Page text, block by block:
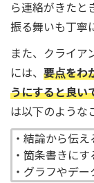
ら連絡がきたと
振る舞いも丁寧
また、クライア
には、 要点をわ
うにすると良い
は以下のような
・結論から伝え
・箇条書きにす
・グラフやデ